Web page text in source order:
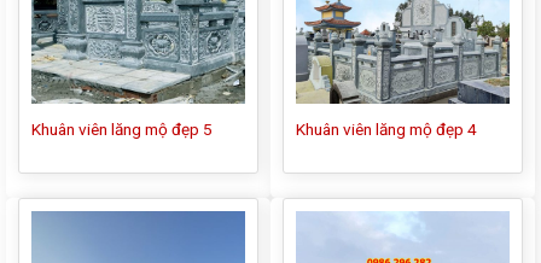
Khuân viên lăng mộ đẹp 5 Khuân viên lăng mộ đẹp 4